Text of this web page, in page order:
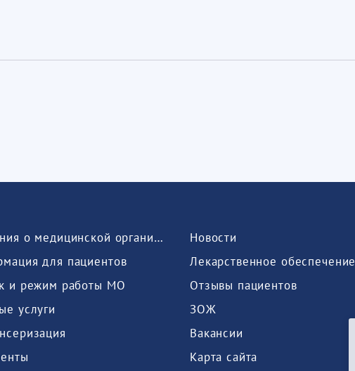
Сведения о медицинской организации
для пациентов
и режим работы МО
услуги
Новости
Лекарственное обеспечение
Отзывы пациентов
ЗОЖ
Вакансии
Карта сайта